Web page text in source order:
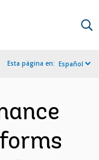
Esta página en: Español